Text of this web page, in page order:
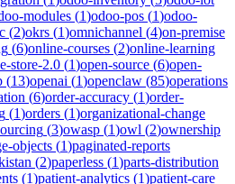
modules (1)odoo-pos (1)odoo-
(2)okrs (1)omnichannel (4)on-premise
(6)online-courses (2)online-learning
store-2.0 (1)open-source (6)open-
(13)openai (1)openclaw (85)operations
(6)order-accuracy (1)order-
(1)orders (1)organizational-change
(3)owasp (1)owl (2)ownership
objects (1)paginated-reports
(2)paperless (1)parts-distribution
(1)patient-analytics (1)patient-care